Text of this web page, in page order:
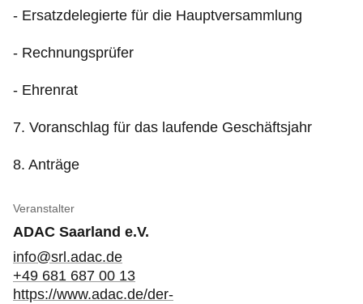
- Ersatzdelegierte für die Hauptversammlung
- Rechnungsprüfer
- Ehrenrat
7. Voranschlag für das laufende Geschäftsjahr
8. Anträge
Veranstalter
ADAC Saarland e.V.
info@srl.adac.de
+49 681 687 00 13
https://www.adac.de/der-